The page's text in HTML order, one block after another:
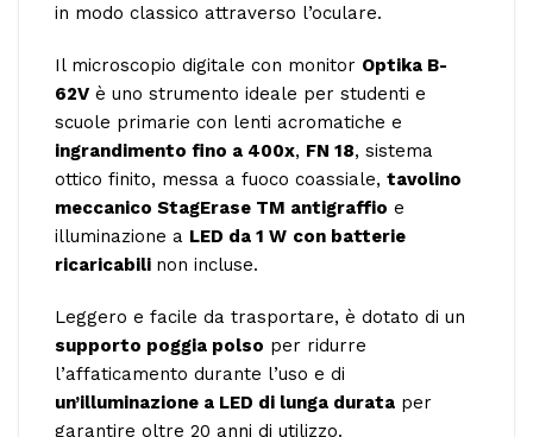
in modo classico attraverso l’oculare.
Il microscopio digitale con monitor Optika B-
62V è uno strumento ideale per studenti e
scuole primarie con lenti acromatiche e
ingrandimento fino a 400x, FN 18, sistema
ottico finito, messa a fuoco coassiale, tavolino
meccanico StagErase TM antigraffio e
illuminazione a LED da 1 W con batterie
ricaricabili non incluse.
Leggero e facile da trasportare, è dotato di un
supporto poggia polso per ridurre
l’affaticamento durante l’uso e di
un’illuminazione a LED di lunga durata per
garantire oltre 20 anni di utilizzo.